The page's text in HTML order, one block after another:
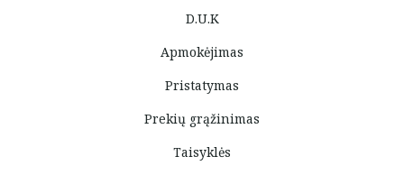
D.U.K
Apmokėjimas
Pristatymas
Prekių grąžinimas
Taisyklės